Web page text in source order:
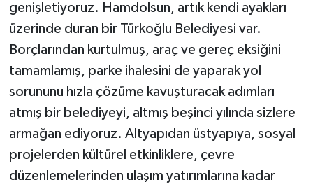
genişletiyoruz. Hamdolsun, artık kendi ayakları
üzerinde duran bir Türkoğlu Belediyesi var.
Borçlarından kurtulmuş, araç ve gereç eksiğini
tamamlamış, parke ihalesini de yaparak yol
sorununu hızla çözüme kavuşturacak adımları
atmış bir belediyeyi, altmış beşinci yılında sizlere
armağan ediyoruz. Altyapıdan üstyapıya, sosyal
projelerden kültürel etkinliklere, çevre
düzenlemelerinden ulaşım yatırımlarına kadar